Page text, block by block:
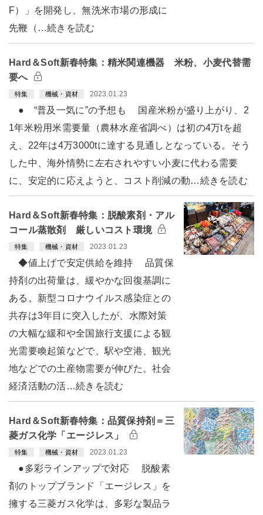
F）」を開発し、無洗米市場の形成に
先鞭（…続きを読む
Hard＆Soft新春特集：精米関連機器 米粉、小麦代替需
要へ
特集 機械・資材 2023.01.23
● “普及一気に”の予想も 国産米粉が盛り上がり、2
1年米粉用米需要量（農林水産省調べ）は初の4万tを超
え、22年は4万3000tに達する見通しとなっている。そう
した中、海外情勢に左右されやすい小麦に代わる需要
に、安定的に応えようと、コスト削減の動…続きを読む
Hard＆Soft新春特集：脱酸素剤・アル
コール蒸散剤 厳しいコスト環境
特集 機械・資材 2023.01.23
◆値上げで安定供給を維持 品質保
持剤の出荷量は、緩やかな回復基調に
ある。新型コロナウイルス感染症との
共存は3年目に突入したが、水際対策
の大幅な緩和や全国旅行支援による観
光需要喚起策などで、駅や空港、観光
地などでの土産物需要が伸びた。社会
経済活動の活…続きを読む
Hard＆Soft新春特集：品質保持剤＝三
菱ガス化学「エージレス」
特集 機械・資材 2023.01.23
●多彩ラインアップで対応 脱酸素
剤のトップブランド「エージレス」を
擁する三菱ガス化学は、多彩な製品ラ